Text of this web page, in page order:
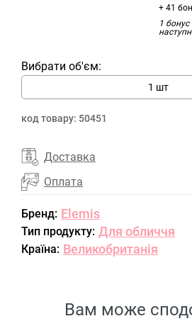
+ 41
1
Вибрати об'єм:
1 шт
код товару: 50451
Доставка
Оплата
Бренд: Elemis
Тип продукту: Для обличчя
Країна: Великобританія
Вам може